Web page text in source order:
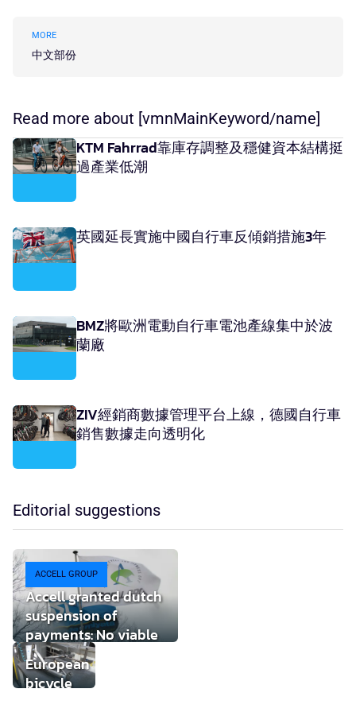
MORE
中文部份
Read more about [vmnMainKeyword/name]
KTM Fahrrad靠庫存調整及穩健資本結構挺
過產業低潮
英國延長實施中國自行車反傾銷措施3年
BMZ將歐洲電動自行車電池產線集中於波
蘭廠
ZIV經銷商數據管理平台上線，德國自行車
銷售數據走向透明化
Editorial suggestions
ACCELL GROUP
Accell granted dutch
suspension of
payments: No viable
buyer found
European
bicycle